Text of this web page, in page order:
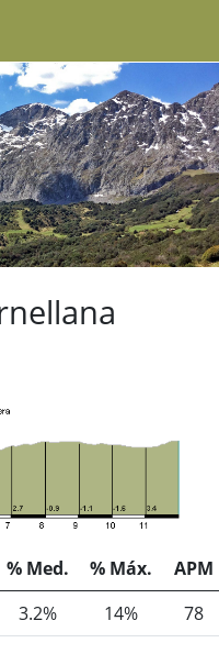
% Med. % Máx.
APM
3.2% 14% 78